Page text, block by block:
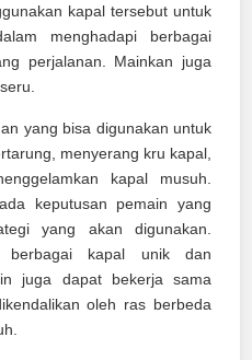
kapal tersebut untuk
menghadapi berbagai
perjalanan. Mainkan juga
yang bisa digunakan untuk
menyerang kru kapal,
kapal musuh.
keputusan pemain yang
yang akan digunakan.
berbagai kapal unik dan
juga dapat bekerja sama
oleh ras berbeda